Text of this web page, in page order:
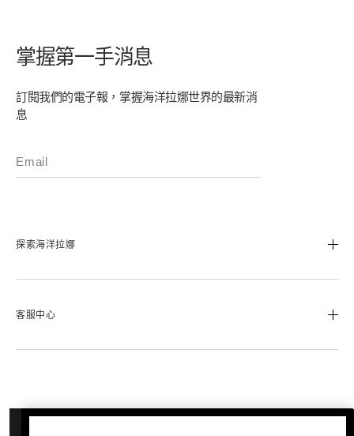
掌握第一手消息
訂閱我們的電子報，掌握海洋拉娜世界的最新消
息
探索海洋拉娜
海洋拉娜極致工藝
客服中心
退換貨服務